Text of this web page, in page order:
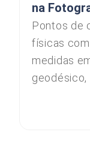
na
Pontos de
físicas
medidas
geodésico,